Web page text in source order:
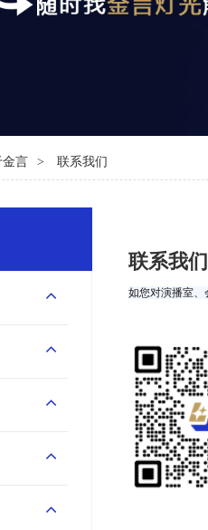
金言 联系我们
联系我们
如您对演播室、